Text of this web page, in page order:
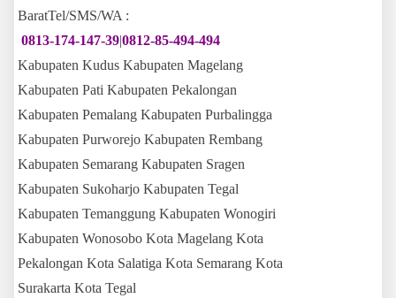
BaratTel/SMS/WA :
0813-174-147-39|0812-85-494-494
Kabupaten Kudus Kabupaten Magelang
Kabupaten Pati Kabupaten Pekalongan
Kabupaten Pemalang Kabupaten Purbalingga
Kabupaten Purworejo Kabupaten Rembang
Kabupaten Semarang Kabupaten Sragen
Kabupaten Sukoharjo Kabupaten Tegal
Kabupaten Temanggung Kabupaten Wonogiri
Kabupaten Wonosobo Kota Magelang Kota
Pekalongan Kota Salatiga Kota Semarang Kota
Surakarta Kota Tegal